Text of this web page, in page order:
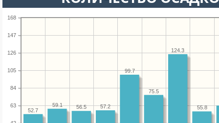
63
84
105
126
147
168
55.8
124.3
75.5
99.7
57.2
56.5
59.1
52.7